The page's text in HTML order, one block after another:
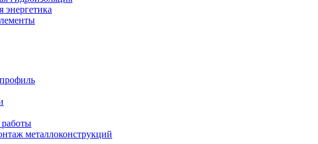
энергетика
металлоконструкций